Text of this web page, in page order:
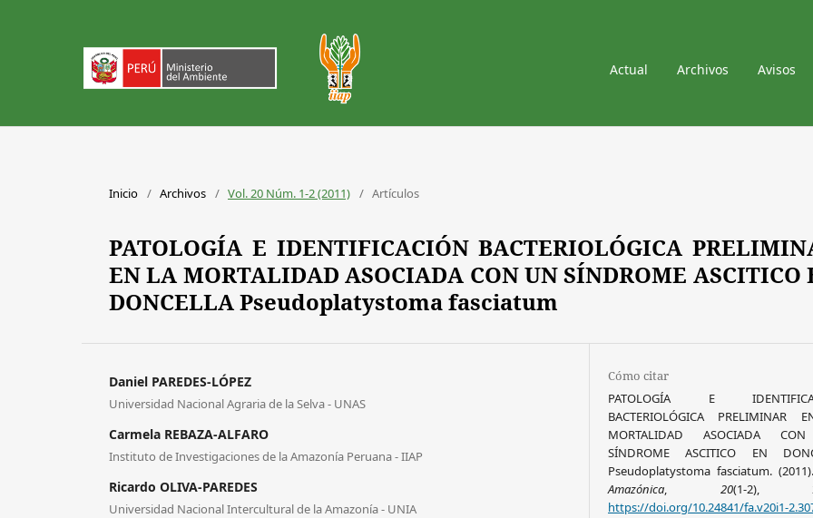
Actual Archivos Avisos
Inicio / Archivos / Vol. 20 Núm. 1-2 (2011) / Artículos
PATOLOGÍA E IDENTIFICACIÓN BACTERIOLÓGICA
EN LA MORTALIDAD ASOCIADA CON UN SÍNDROME ASCITICO
DONCELLA Pseudoplatystoma fasciatum
Daniel PAREDES-LÓPEZ
Universidad Nacional Agraria de la Selva - UNAS
Carmela REBAZA-ALFARO
Instituto de Investigaciones de la Amazonía Peruana - IIAP
Ricardo OLIVA-PAREDES
Universidad Nacional Intercultural de la Amazonía - UNIA
Cómo citar
PATOLOGÍA E
BACTERIOLÓGICA PRELIMINAR
MORTALIDAD ASOCIADA
SÍNDROME ASCITICO EN
Pseudoplatystoma fasciatum. (2011).
Amazónica, 20(1-2),
https://doi.org/10.24841/fa.v20i1-